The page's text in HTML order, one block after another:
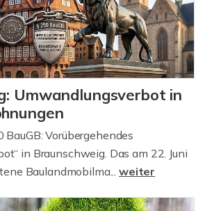
Umwandlungsverbot in
Vorübergehendes
in Braunschweig. Das am 22. Juni
Baulandmobilma... weiter